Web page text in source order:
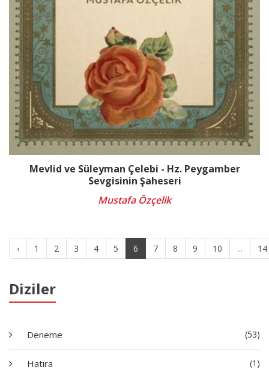
Diziler
Deneme (53)
Hatıra (1)
Mevlid ve Süleyman Çelebi - Hz. Peygamber
Sevgisinin Şaheseri
Mustafa Özçelik
‹ 1 2 3 4 5 6 7 8 9 10 ... 14